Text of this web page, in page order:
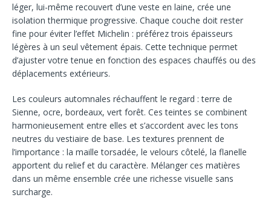
léger, lui-même recouvert d’une veste en laine, crée une
isolation thermique progressive. Chaque couche doit rester
fine pour éviter l’effet Michelin : préférez trois épaisseurs
légères à un seul vêtement épais. Cette technique permet
d’ajuster votre tenue en fonction des espaces chauffés ou des
déplacements extérieurs.
Les couleurs automnales réchauffent le regard : terre de
Sienne, ocre, bordeaux, vert forêt. Ces teintes se combinent
harmonieusement entre elles et s’accordent avec les tons
neutres du vestiaire de base. Les textures prennent de
l’importance : la maille torsadée, le velours côtelé, la flanelle
apportent du relief et du caractère. Mélanger ces matières
dans un même ensemble crée une richesse visuelle sans
surcharge.